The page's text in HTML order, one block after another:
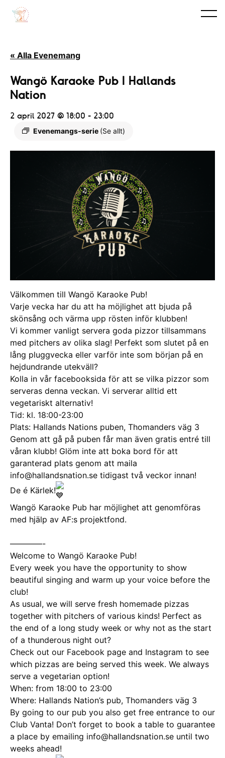
« Alla Evenemang
Wangö Karaoke Pub I Hallands
Nation
2 april 2027 @ 18:00 - 23:00
Evenemangs-serie (Se allt)
Välkommen till Wangö Karaoke Pub!
Varje vecka har du att ha möjlighet att bjuda på
skönsång och värma upp rösten inför klubben!
Vi kommer vanligt servera goda pizzor tillsammans
med pitchers av olika slag! Perfekt som slutet på en
lång pluggvecka eller varför inte som början på en
hejdundrande utekväll?
Kolla in vår facebooksida för att se vilka pizzor som
serveras denna veckan. Vi serverar alltid ett
vegetariskt alternativ!
Tid: kl. 18:00-23:00
Plats: Hallands Nations puben, Thomanders väg 3
Genom att gå på puben får man även gratis entré till
våran klubb! Glöm inte att boka bord för att
garanterad plats genom att maila
info@hallandsnation.se tidigast två veckor innan!
De é Kärlek!
Wangö Karaoke Pub har möjlighet att genomföras
med hjälp av AF:s projektfond.
————-
Welcome to Wangö Karaoke Pub!
Every week you have the opportunity to show
beautiful singing and warm up your voice before the
club!
As usual, we will serve fresh homemade pizzas
together with pitchers of various kinds! Perfect as
the end of a long study week or why not as the start
of a thunderous night out?
Check out our Facebook page and Instagram to see
which pizzas are being served this week. We always
serve a vegetarian option!
When: from 18:00 to 23:00
Where: Hallands Nation’s pub, Thomanders väg 3
By going to our pub you also get free entrance to our
Club Vanta! Don’t forget to book a table to guarantee
a place by emailing info@hallandsnation.se until two
weeks ahead!